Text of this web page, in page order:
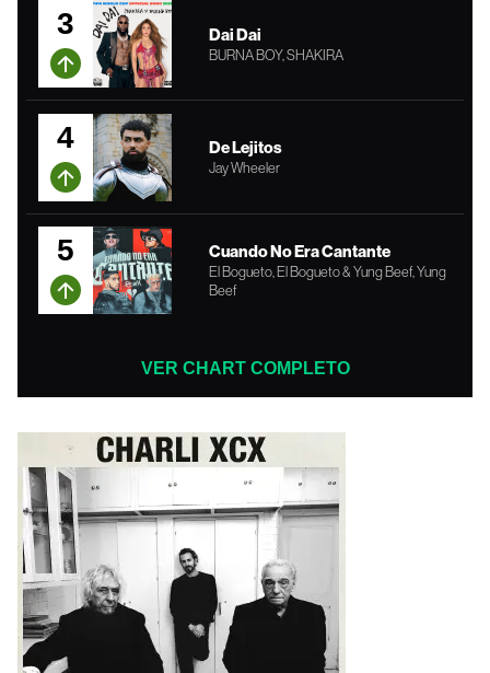
3 Dai Dai
BURNA BOY, SHAKIRA
4 De Lejitos
Jay Wheeler
5 Cuando No Era Cantante
El Bogueto, El Bogueto & Yung Beef, Yung
Beef
VER CHART COMPLETO